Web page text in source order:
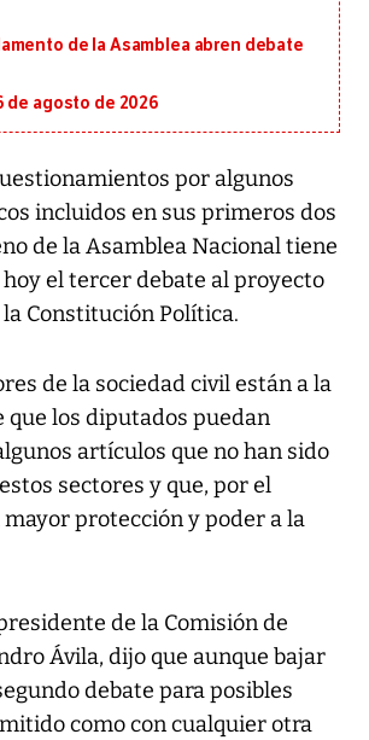
de la Asamblea abren debate
de agosto de 2026
por algunos
incluidos en sus primeros dos
de la Asamblea Nacional tiene
el tercer debate al proyecto
Constitución Política.
de la sociedad civil están a la
que los diputados puedan
artículos que no han sido
sectores y que, por el
protección y poder a la
de la Comisión de
Ávila, dijo que aunque bajar
debate para posibles
como con cualquier otra